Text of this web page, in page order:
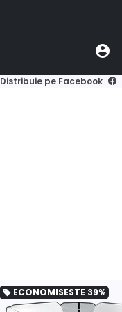
account_circle
Distribuie pe Facebook
local_offer ECONOMISESTE 39%